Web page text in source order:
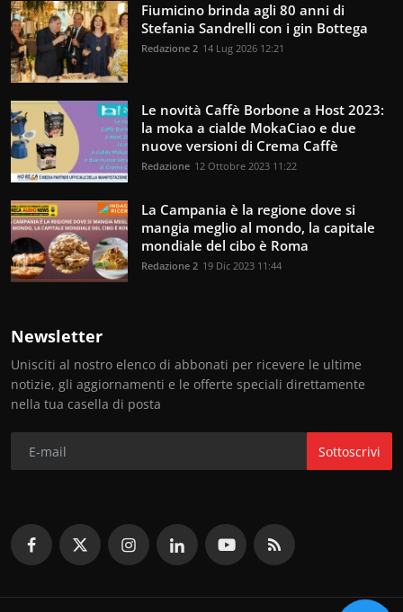
Fiumicino brinda agli 80 anni di
Stefania Sandrelli con i gin Bottega
Redazione 2 14 Lug 2026 12:21
Le novità Caffè Borbone a Host 2023:
la moka a cialde MokaCiao e due
nuove versioni di Crema Caffè
Redazione 12 Ottobre 2023 11:22
La Campania è la regione dove si
mangia meglio al mondo, la capitale
mondiale del cibo è Roma
Redazione 2 19 Dic 2023 11:44
Newsletter
Unisciti al nostro elenco di abbonati per ricevere le ultime
notizie, gli aggiornamenti e le offerte speciali direttamente
nella tua casella di posta
Sottoscrivi